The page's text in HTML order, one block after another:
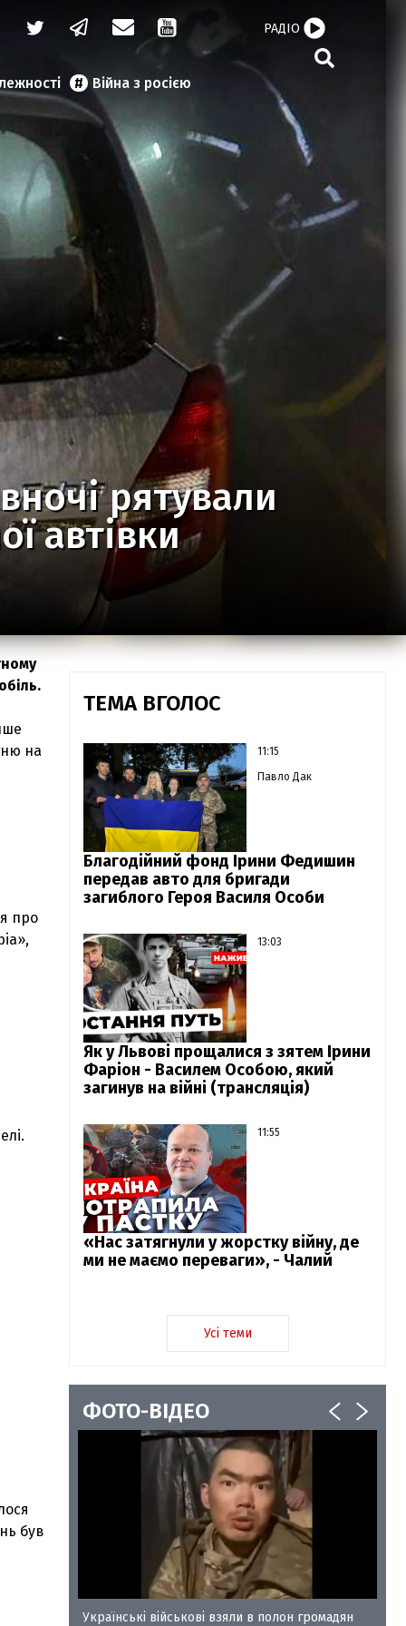
Війна з росією
РАДІО
рятували
автівки
на
про
був
ТЕМА ВГОЛОС
11:15
Павло Дак
Благодійний фонд Ірини Федишин
передав авто для бригади
загиблого Героя Василя Особи
13:03
Як у Львові прощалися з зятем Ірини
Фаріон - Василем Особою, який
загинув на війні (трансляція)
11:55
«Нас затягнули у жорстку війну, де
ми не маємо переваги», - Чалий
Усі теми
ФОТО-ВІДЕО
Українські військові взяли в полон громадян